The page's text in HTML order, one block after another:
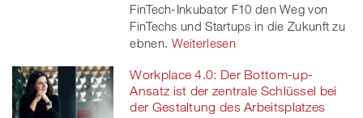
FinTech-Inkubator F10 den Weg von
FinTechs und Startups in die Zukunft zu
ebnen. Weiterlesen
Workplace 4.0: Der Bottom-up-
Ansatz ist der zentrale Schlüssel bei
der Gestaltung des Arbeitsplatzes